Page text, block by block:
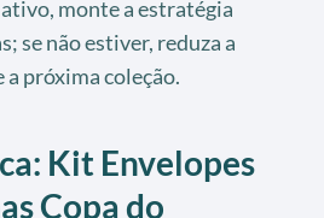
monte a estratégia
se não estiver, reduza a
a próxima coleção.
Kit Envelopes
Copa do